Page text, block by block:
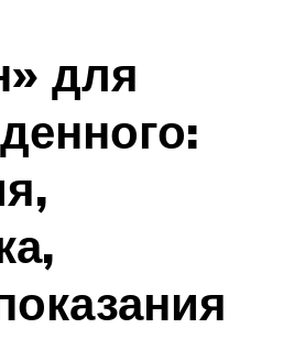
для